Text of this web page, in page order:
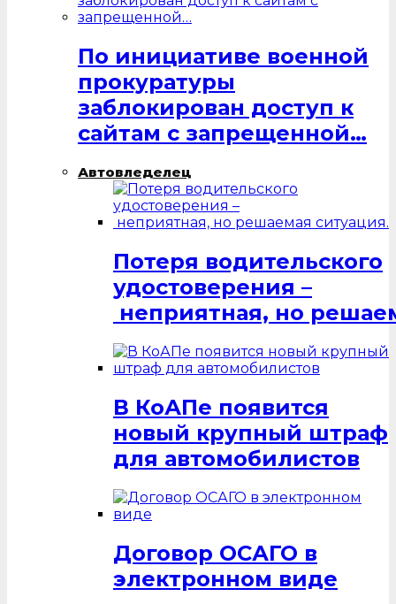
По инициативе военной
прокуратуры
заблокирован доступ к
сайтам с запрещенной…
Автовледелец
Потеря водительского
удостоверения –
неприятная, но
В КоАПе появится
новый крупный штраф
для автомобилистов
Договор ОСАГО в
электронном виде